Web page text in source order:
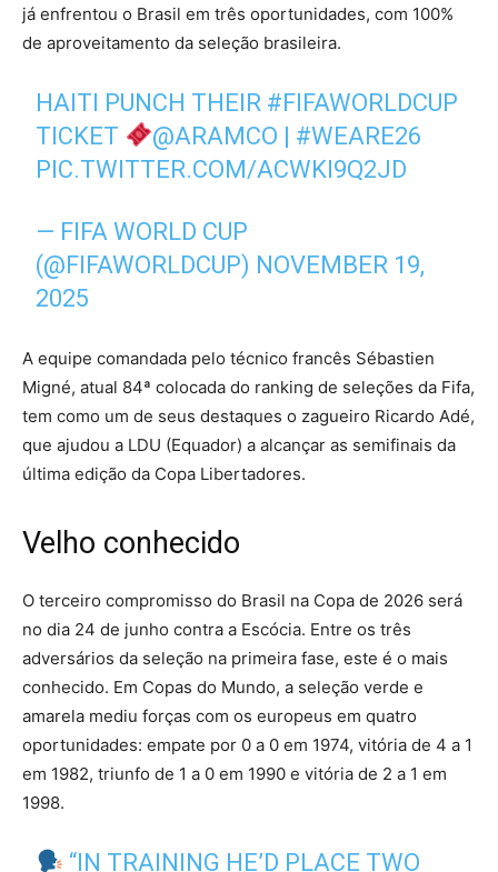
já enfrentou o Brasil em três oportunidades, com 100%
de aproveitamento da seleção brasileira.
HAITI PUNCH THEIR #FIFAWORLDCUP
TICKET
@ARAMCO | #WEARE26
PIC.TWITTER.COM/ACWKI9Q2JD
— FIFA WORLD CUP
(@FIFAWORLDCUP) NOVEMBER 19,
2025
A equipe comandada pelo técnico francês Sébastien
Migné, atual 84ª colocada do ranking de seleções da Fifa,
tem como um de seus destaques o zagueiro Ricardo Adé,
que ajudou a LDU (Equador) a alcançar as semifinais da
última edição da Copa Libertadores.
Velho conhecido
O terceiro compromisso do Brasil na Copa de 2026 será
no dia 24 de junho contra a Escócia. Entre os três
adversários da seleção na primeira fase, este é o mais
conhecido. Em Copas do Mundo, a seleção verde e
amarela mediu forças com os europeus em quatro
oportunidades: empate por 0 a 0 em 1974, vitória de 4 a 1
em 1982, triunfo de 1 a 0 em 1990 e vitória de 2 a 1 em
1998.
“IN TRAINING HE’D PLACE TWO